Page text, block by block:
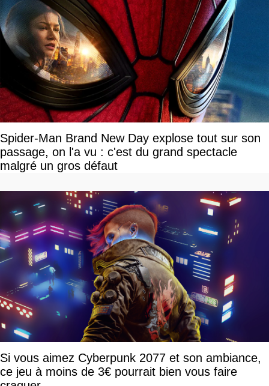
Spider-Man Brand New Day explose tout sur son
passage, on l'a vu : c'est du grand spectacle
malgré un gros défaut
Si vous aimez Cyberpunk 2077 et son ambiance,
ce jeu à moins de 3€ pourrait bien vous faire